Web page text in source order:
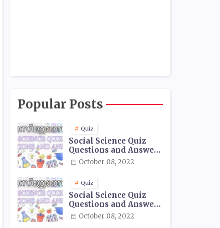
Popular Posts
Quiz
Social Science Quiz
Questions and Answers
- 01October 08, 2022
Quiz
Social Science Quiz
Questions and Answers
- 02October 08, 2022